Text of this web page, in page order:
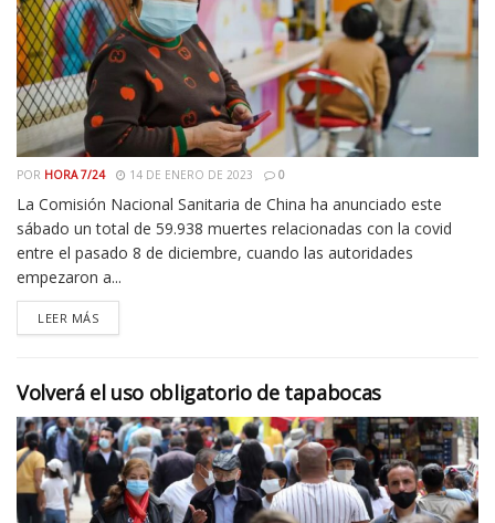
POR HORA 7/24 14 DE ENERO DE 2023 0
La Comisión Nacional Sanitaria de China ha anunciado este
sábado un total de 59.938 muertes relacionadas con la covid
entre el pasado 8 de diciembre, cuando las autoridades
empezaron a...
LEER MÁS
Volverá el uso obligatorio de tapabocas